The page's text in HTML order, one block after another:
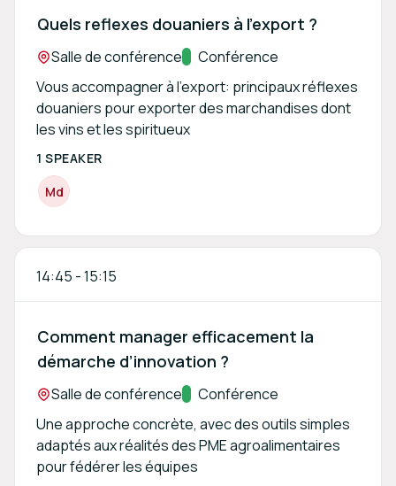
Quels reflexes douaniers à l'export ?
Location:
Salle de conférenceTrack:
Conférence
Vous accompagner à l'export: principaux réflexes
douaniers pour exporter des marchandises dont
les vins et les spiritueux
1 SPEAKER
Md
14:45 -15:15
Comment manager efficacement la
démarche d’innovation ?
Location:
Salle de conférenceTrack:
Conférence
Une approche concrète, avec des outils simples
adaptés aux réalités des PME agroalimentaires
pour fédérer les équipes